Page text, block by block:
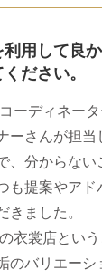
用して良
ださい。
ーディネータ
ーさんが担当
、分からない
も提案やアド
きました。
衣裳店という
のバリエーシ